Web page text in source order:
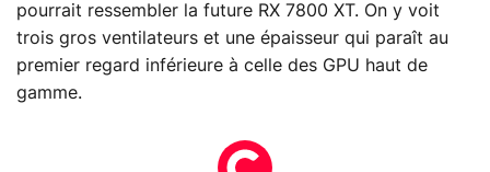
pourrait ressembler la future RX 7800 XT. On y voit
trois gros ventilateurs et une épaisseur qui paraît au
premier regard inférieure à celle des GPU haut de
gamme.